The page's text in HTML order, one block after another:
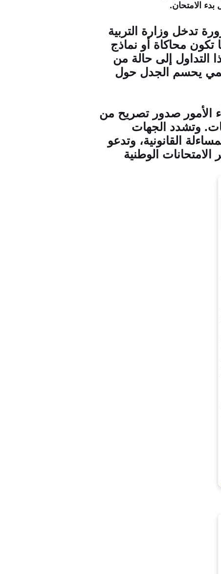
الامتحان.
تدخل وزارة التربية
تكون محاكاة أو نماذج
التداول إلى حالة من
يحسم الجدل حول
الأمور صدور تصريح من
وتشدد الجهات
القانونية، وتدعو
الوطنية